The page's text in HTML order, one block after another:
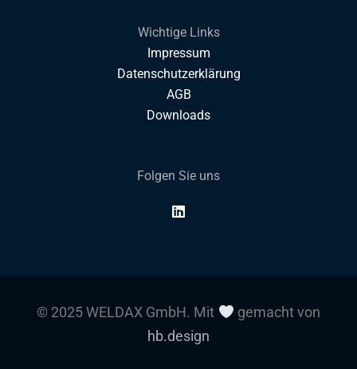
Wichtige Links
Impressum
Datenschutzerklärung
AGB
Downloads
Folgen Sie uns
© 2025 WELDAX GmbH. Mit
gemacht von
hb.design